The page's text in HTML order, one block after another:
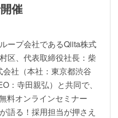
催
ープ会社であるQiita株式
区、代表取締役社長：柴
社（本社：東京都渋谷
：寺田親弘）と共同で、
料オンラインセミナー
語る！採用担当が押さえ